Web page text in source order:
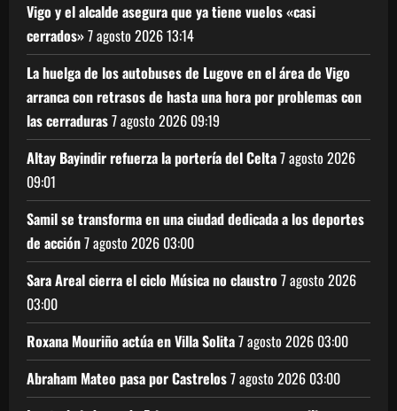
Vigo y el alcalde asegura que ya tiene vuelos «casi
cerrados»7 agosto 202613:14
La huelga de los autobuses de Lugove en el área de Vigo
arranca con retrasos de hasta una hora por problemas con
las cerraduras7 agosto 2026 09:19
Altay Bayindir refuerza la portería del Celta7 agosto 2026
09:01
Samil se transforma en una ciudad dedicada a los deportes
de acción7 agosto 2026 03:00
Sara Areal cierra el ciclo Música no claustro7 agosto 2026
03:00
Roxana Mouriño actúa en Villa Solita7 agosto 2026 03:00
Abraham Mateo pasa por Castrelos7 agosto 2026 03:00